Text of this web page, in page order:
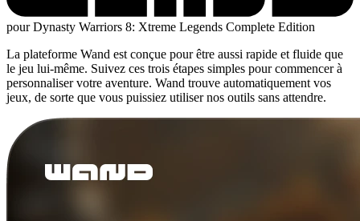
pour Dynasty Warriors 8: Xtreme Legends Complete Edition
La plateforme Wand est conçue pour être aussi rapide et fluide que
le jeu lui-même. Suivez ces trois étapes simples pour commencer à
personnaliser votre aventure. Wand trouve automatiquement vos
jeux, de sorte que vous puissiez utiliser nos outils sans attendre.